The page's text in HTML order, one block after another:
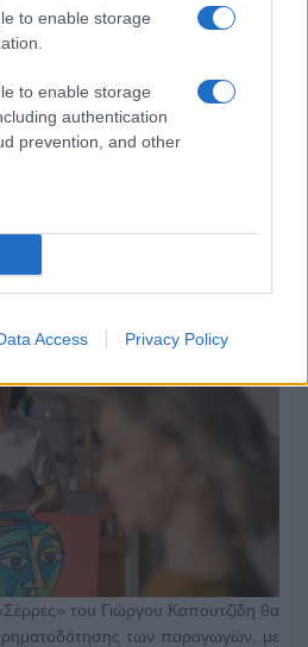
to enable storage
to enable storage
authentication
prevention, and other
Access Privacy Policy
του Γιώργου Καπουτζίδη θα
των παραγωγών, με